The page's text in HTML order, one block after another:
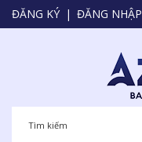
ĐĂNG KÝ | ĐĂNG NHẬP